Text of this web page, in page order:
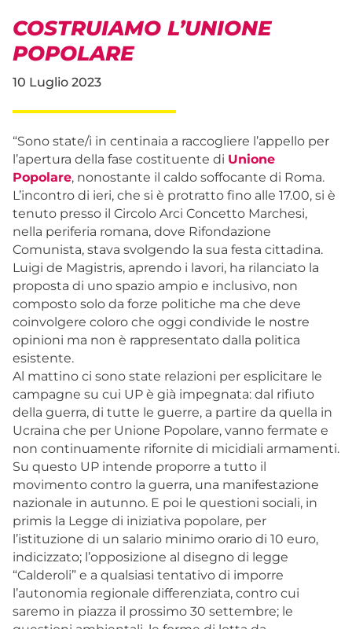
COSTRUIAMO L’UNIONE
POPOLARE
10 Luglio 2023
“Sono state/i in centinaia a raccogliere l’appello per
l’apertura della fase costituente di Unione
Popolare, nonostante il caldo soffocante di Roma.
L’incontro di ieri, che si è protratto fino alle 17.00, si è
tenuto presso il Circolo Arci Concetto Marchesi,
nella periferia romana, dove Rifondazione
Comunista, stava svolgendo la sua festa cittadina.
Luigi de Magistris, aprendo i lavori, ha rilanciato la
proposta di uno spazio ampio e inclusivo, non
composto solo da forze politiche ma che deve
coinvolgere coloro che oggi condivide le nostre
opinioni ma non è rappresentato dalla politica
esistente.
Al mattino ci sono state relazioni per esplicitare le
campagne su cui UP è già impegnata: dal rifiuto
della guerra, di tutte le guerre, a partire da quella in
Ucraina che per Unione Popolare, vanno fermate e
non continuamente rifornite di micidiali armamenti.
Su questo UP intende proporre a tutto il
movimento contro la guerra, una manifestazione
nazionale in autunno. E poi le questioni sociali, in
primis la Legge di iniziativa popolare, per
l’istituzione di un salario minimo orario di 10 euro,
indicizzato; l’opposizione al disegno di legge
“Calderoli” e a qualsiasi tentativo di imporre
l’autonomia regionale differenziata, contro cui
saremo in piazza il prossimo 30 settembre; le